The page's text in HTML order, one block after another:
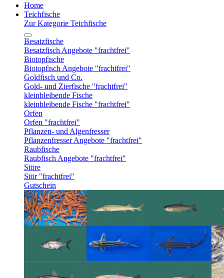
Home
Teichfische
Zur Kategorie Teichfische
Besatzfische
Besatzfisch Angebote "frachtfrei"
Biotopfische
Biotopfisch Angebote "frachtfrei"
Goldfisch und Co.
Gold- und Zierfische "frachtfrei"
kleinbleibende Fische
kleinbleibende Fische "frachtfrei"
Orfen
Orfen "frachtfrei"
Pflanzen- und Algenfresser
Pflanzenfresser Angebote "frachtfrei"
Raubfische
Raubfisch Angebote "frachtfrei"
Störe
Stör "frachtfrei"
Gutschein